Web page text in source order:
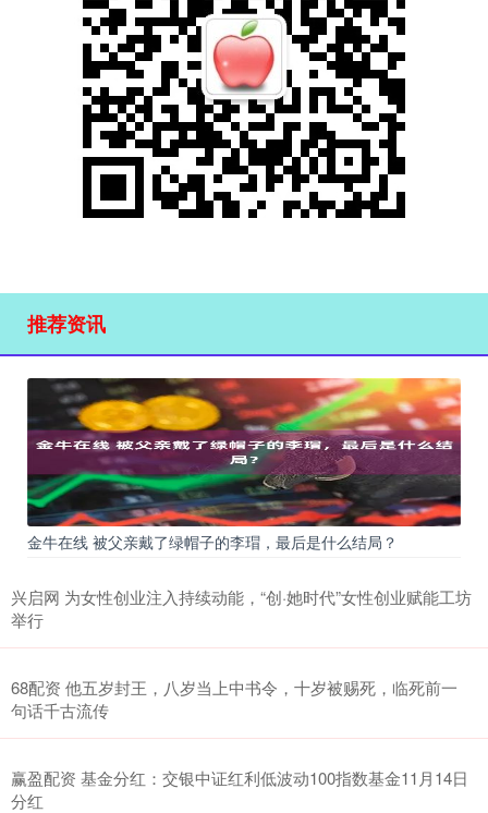
推荐资讯
金牛在线 被父亲戴了绿帽子的李瑁，最后是什么结局？
兴启网 为女性创业注入持续动能，“创·她时代”女性创业赋能工坊
举行
68配资 他五岁封王，八岁当上中书令，十岁被赐死，临死前一
句话千古流传
赢盈配资 基金分红：交银中证红利低波动100指数基金11月14日
分红